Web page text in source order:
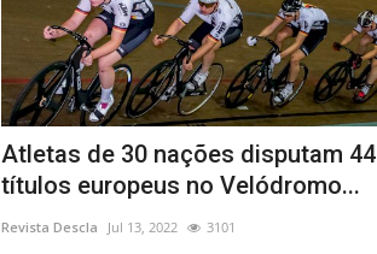
Atletas de 30 nações disputam 44
títulos europeus no Velódromo...
Revista Descla Jul 13, 2022 3101